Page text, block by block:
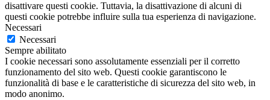
disattivare questi cookie. Tuttavia, la disattivazione di alcuni di
questi cookie potrebbe influire sulla tua esperienza di navigazione.
Necessari
Necessari
Sempre abilitato
I cookie necessari sono assolutamente essenziali per il corretto
funzionamento del sito web. Questi cookie garantiscono le
funzionalità di base e le caratteristiche di sicurezza del sito web, in
modo anonimo.